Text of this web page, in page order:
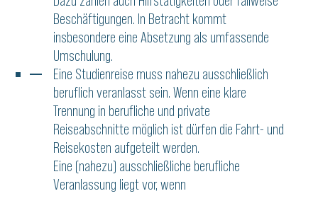
Beschäftigungen. In Betracht kommt
insbesondere eine Absetzung als umfassende
Umschulung.
Eine Studienreise muss nahezu ausschließlich
beruflich veranlasst sein. Wenn eine klare
Trennung in berufliche und private
Reiseabschnitte möglich ist dürfen die Fahrt- und
Reisekosten aufgeteilt werden.
Eine (nahezu) ausschließliche berufliche
Veranlassung liegt vor, wenn